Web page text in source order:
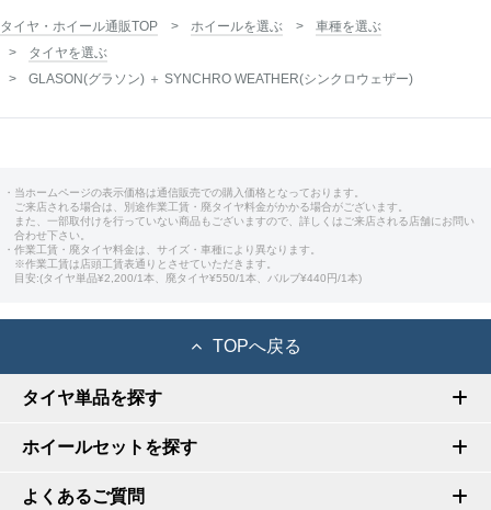
タイヤ・ホイール通販TOP ホイールを選ぶ
車種を選ぶ
タイヤを選ぶ
GLASON(グラソン) ＋ SYNCHRO WEATHER(シンクロウェザー)
・当ホームページの表示価格は通信販売での購入価格となっております。
ご来店される場合は、別途作業工賃・廃タイヤ料金がかかる場合がございます。
また、一部取付けを行っていない商品もございますので、詳しくはご来店される店舗にお問い
合わせ下さい。
・作業工賃・廃タイヤ料金は、サイズ・車種により異なります。
※作業工賃は店頭工賃表通りとさせていただきます。
目安:(タイヤ単品¥2,200/1本、廃タイヤ¥550/1本、バルブ¥440円/1本)
TOPへ戻る
タイヤ単品を探す
ホイールセットを探す
よくあるご質問